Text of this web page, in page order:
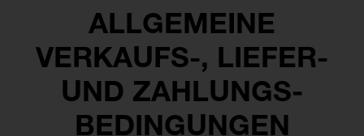
ALLGEMEINE
VERKAUFS-, LIEFER-
UND ZAHLUNGS­
BEDINGUNGEN